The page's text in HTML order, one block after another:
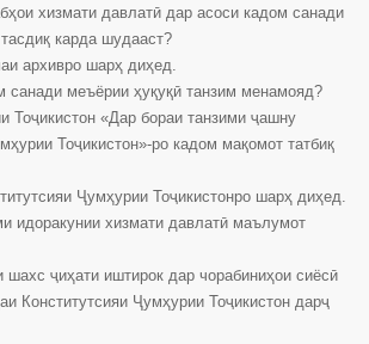
хизмати давлатӣ дар асоси кадом санади
карда шудааст?
архивро шарҳ диҳед.
санади меъёрии ҳуқуқӣ танзим менамояд?
Тоҷикистон «Дар бораи танзими ҷашну
Тоҷикистон»-ро кадом мақомот татбиқ
Ҷумҳурии Тоҷикистонро шарҳ диҳед.
идоракунии хизмати давлатӣ маълумот
шахс ҷиҳати иштирок дар чорабиниҳои сиёсӣ
Конститутсияи Ҷумҳурии Тоҷикистон дарҷ